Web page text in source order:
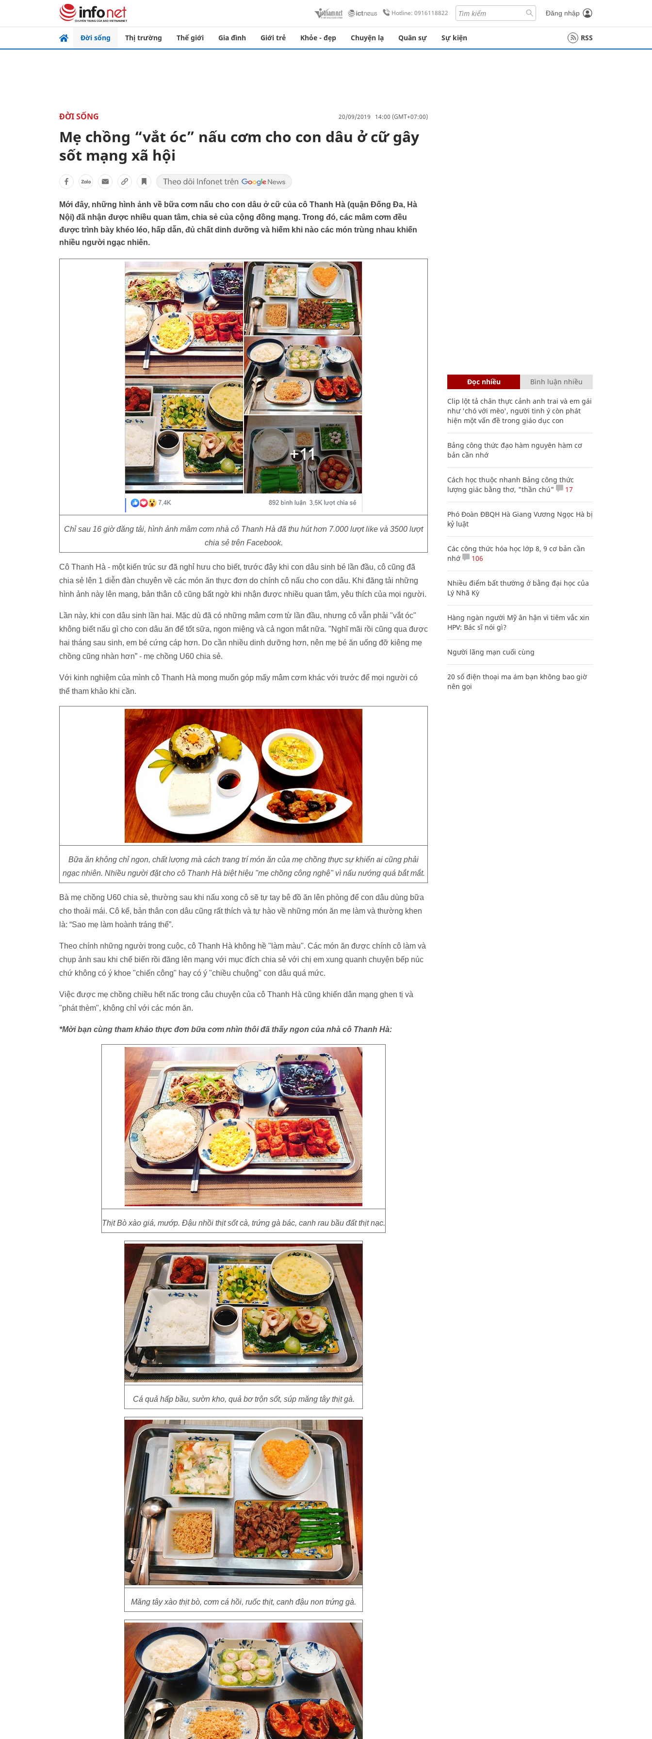
Hotline: 0916118822 Đăng nhập
Đời sống Thị trường Thế giới Gia đình Giới trẻ Khỏe - đẹp Chuyện lạ Quân sự Sự kiện RSS
ĐỜI SỐNG 20/09/2019 14:00 (GMT+07:00)
Mẹ chồng “vắt óc” nấu cơm cho con dâu ở cữ gây
sốt mạng xã hội
Mới đây, những hình ảnh về bữa cơm nấu cho con dâu ở cữ của cô Thanh Hà (quận Đống Đa, Hà
Nội) đã nhận được nhiều quan tâm, chia sẻ của cộng đồng mạng. Trong đó, các mâm cơm đều
được trình bày khéo léo, hấp dẫn, đủ chất dinh dưỡng và hiếm khi nào các món trùng nhau khiến
nhiều người ngạc nhiên.
Chỉ sau 16 giờ đăng tải, hình ảnh mâm cơm nhà cô Thanh Hà đã thu hút hơn 7.000 lượt like và 3500 lượt
chia sẻ trên Facebook.
Cô Thanh Hà - một kiến trúc sư đã nghỉ hưu cho biết, trước đây khi con dâu sinh bé lần đầu, cô cũng đã
chia sẻ lên 1 diễn đàn chuyên về các món ăn thực đơn do chính cô nấu cho con dâu. Khi đăng tải những
hình ảnh này lên mạng, bản thân cô cũng bất ngờ khi nhận được nhiều quan tâm, yêu thích của mọi người.
Lần này, khi con dâu sinh lần hai. Mặc dù đã có những mâm cơm từ lần đầu, nhưng cô vẫn phải "vắt óc"
không biết nấu gì cho con dâu ăn để tốt sữa, ngon miệng và cả ngon mắt nữa. "Nghĩ mãi rồi cũng qua được
hai tháng sau sinh, em bé cứng cáp hơn. Do cần nhiều dinh dưỡng hơn, nên mẹ bé ăn uống đỡ kiêng mẹ
chồng cũng nhàn hơn” - mẹ chồng U60 chia sẻ.
Với kinh nghiệm của mình cô Thanh Hà mong muốn góp mấy mâm cơm khác với trước để mọi người có
thể tham khảo khi cần.
Bữa ăn không chỉ ngon, chất lượng mà cách trang trí món ăn của mẹ chồng thực sự khiến ai cũng phải
ngạc nhiên. Nhiều người đặt cho cô Thanh Hà biệt hiệu "mẹ chồng công nghệ" vì nấu nướng quá bắt mắt.
Bà mẹ chồng U60 chia sẻ, thường sau khi nấu xong cô sẽ tự tay bê đồ ăn lên phòng để con dâu dùng bữa
cho thoải mái. Cô kể, bản thân con dâu cũng rất thích và tự hào về những món ăn mẹ làm và thường khen
là: “Sao mẹ làm hoành tráng thế”.
Theo chính những người trong cuộc, cô Thanh Hà không hề "làm màu". Các món ăn được chính cô làm và
chụp ảnh sau khi chế biến rồi đăng lên mạng với mục đích chia sẻ với chị em xung quanh chuyện bếp núc
chứ không có ý khoe "chiến công" hay có ý "chiều chuộng" con dâu quá mức.
Việc được mẹ chồng chiều hết nấc trong câu chuyện của cô Thanh Hà cũng khiến dân mạng ghen tị và
"phát thèm", không chỉ với các món ăn.
*Mời bạn cùng tham khảo thực đơn bữa cơm nhìn thôi đã thấy ngon của nhà cô Thanh Hà:
Thịt Bò xào giá, mướp. Đậu nhồi thịt sốt cà, trứng gà bác, canh rau bầu đất thịt nạc.
Cá quả hấp bầu, sườn kho, quả bơ trộn sốt, súp măng tây thịt gà.
Măng tây xào thịt bò, cơm cá hồi, ruốc thịt, canh đậu non trứng gà.
Đọc nhiều Bình luận nhiều
Clip lột tả chân thực cảnh anh trai và em gái
như 'chó với mèo', người tinh ý còn phát
hiện một vấn đề trong giáo dục con
Bảng công thức đạo hàm nguyên hàm cơ
bản cần nhớ
Cách học thuộc nhanh Bảng công thức
lượng giác bằng thơ, "thần chú"
17
Phó Đoàn ĐBQH Hà Giang Vương Ngọc Hà bị
kỷ luật
Các công thức hóa học lớp 8, 9 cơ bản cần
nhớ
106
Nhiều điểm bất thường ở bằng đại học của
Lý Nhã Kỳ
Hàng ngàn người Mỹ ân hận vì tiêm vắc xin
HPV: Bác sĩ nói gì?
Người lãng mạn cuối cùng
20 số điện thoại ma ám bạn không bao giờ
nên gọi